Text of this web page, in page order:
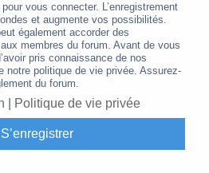
vous connecter. L’enregistrement
et augmente vos possibilités.
également accorder des
membres du forum. Avant de vous
pris connaissance de nos
notre politique de vie privée. Assurez-
du forum.
Politique de vie privée
S’enregistrer